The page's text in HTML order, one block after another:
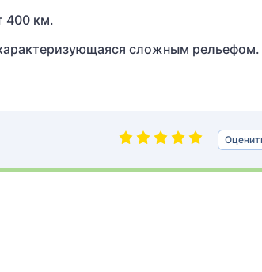
400 км.
сложным рельефом.